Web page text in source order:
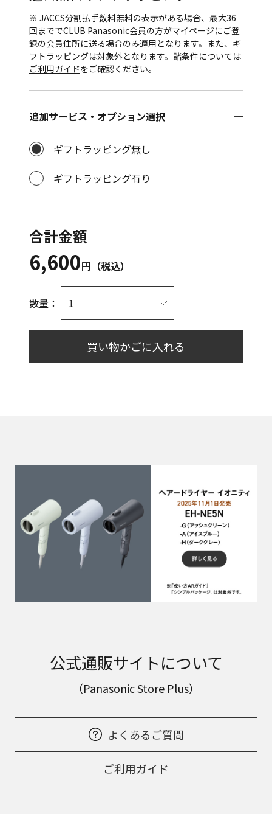
※ JACCS分割払手数料無料の表示がある場合、最大36
回まででCLUB Panasonic会員の方がマイページにご登
録の会員住所に送る場合のみ適用となります。また、ギ
フトラッピングは対象外となります。諸条件については
ご利用ガイドをご確認ください。
追加サービス・オプション選択
ギフトラッピング無し
ギフトラッピング有り
合計金額
6,600円（税込）
数量：
買い物かごに入れる
公式通販サイトについて
（Panasonic Store Plus）
よくあるご質問
ご利用ガイド